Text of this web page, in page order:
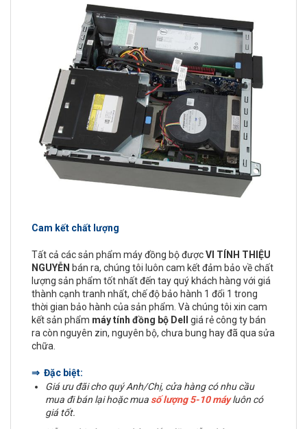
Cam kết chất lượng
Tất cả các sản phẩm máy đồng bộ đượcVI TÍNH THIỆU
NGUYỄN bán ra, chúng tôi luôn cam kết đảm bảo về chất
lượng sản phẩm tốt nhất đến tay quý khách hàng với giá
thành cạnh tranh nhất, chế độ bảo hành 1 đổi 1 trong
thời gian bảo hành của sản phẩm. Và chúng tôi xin cam
kết sản phẩm máy tính đồng bộ Dell
giá rẻ công ty bán
ra còn nguyên zin, nguyên bộ, chưa bung hay đã qua sửa
chữa.
⇒ Đặc biệt:
Giá ưu đãi cho quý Anh/Chị, cửa hàng có nhu cầu
mua đi bán lại hoặc mua số lượng 5-10 máyluôn có
giá tốt.